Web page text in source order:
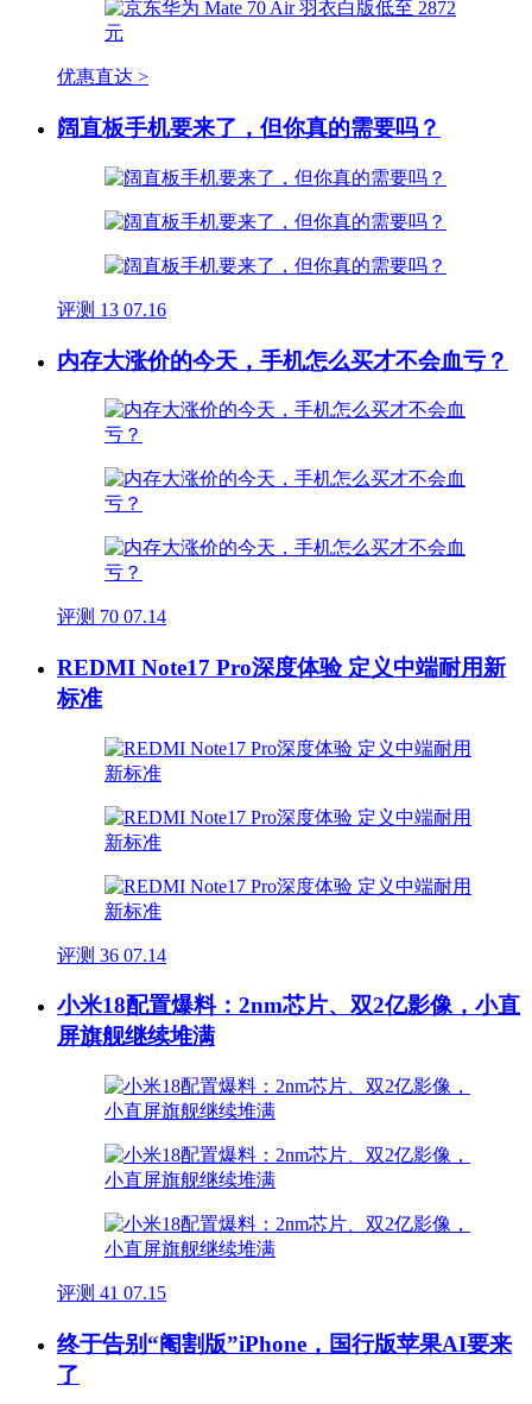
优惠直达 >
阔直板手机要来了，但你真的需要吗？
评测 13 07.16
内存大涨价的今天，手机怎么买才不会血亏？
评测 70 07.14
REDMI Note17 Pro深度体验 定义中端耐用新
标准
评测 36 07.14
小米18配置爆料：2nm芯片、双2亿影像，小直
屏旗舰继续堆满
评测 41 07.15
终于告别“阉割版”iPhone，国行版苹果AI要来
了